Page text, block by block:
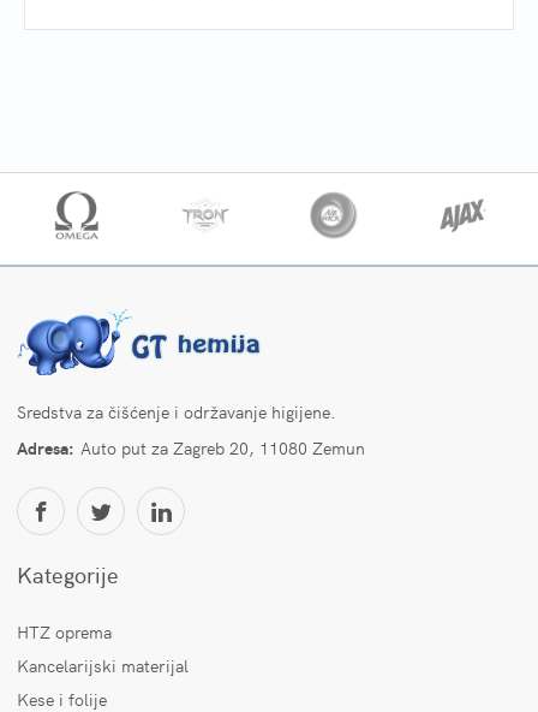
Sredstva za čišćenje i održavanje higijene.
Adresa: Auto put za Zagreb 20, 11080 Zemun
Kategorije
HTZ oprema
Kancelarijski materijal
Kese i folije